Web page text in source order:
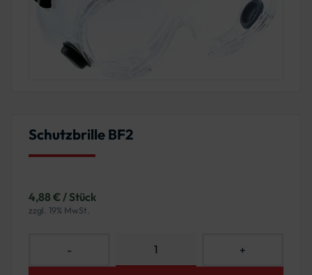
Schutzbrille BF2
4,88 € / Stück
zzgl. 19% MwSt.
- +